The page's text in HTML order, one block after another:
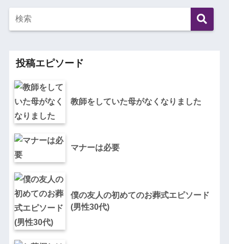
投稿エピソード
教師をしていた母がなくなりました
マナーは必要
僕の友人の初めてのお葬式エピソード
(男性30代)